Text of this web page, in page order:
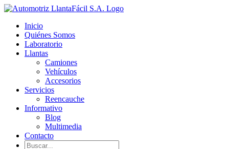
Skip
content
facebook
youtube
Inicio
Quiénes Somos
Laboratorio
Llantas
Camiones
Vehículos
Accesorios
Servicios
Reencauche
Informativo
Blog
Multimedia
Contacto
Buscar: